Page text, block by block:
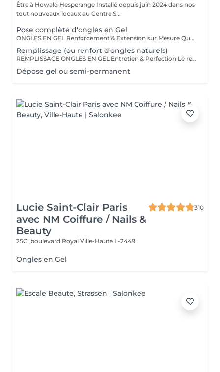
Être à Howald Hesperange Installé depuis juin 2024 dans nos
tout nouveaux locaux au Centre S...
Pose complète d'ongles en Gel
ONGLES EN GEL Renforcement & Extension sur Mesure Que vous souhaitiez allonger, renforcer ou corriger vos ongles, la technique du gel ProNails permet d'obtenir des ongles impeccables, résistants et naturels. Pourquoi choisir les ongles en gel ? Adapté aux ongles fragiles ou cassants Permet d'obtenir une longueur et une forme personnalisées Finition naturelle ou sophistiquée selon vos envies Remplissage conseillé toutes les 3 à 4 semaines Possibilité de French manucure, effet babyboomer ou nail art selon vos envies !
Remplissage (ou renfort d'ongles naturels)
REMPLISSAGE ONGLES EN GEL Entretien & Perfection Le remplissage des ongles en gel est une étape essentielle pour préserver la beauté et la tenue de votre pose. Avec la repousse naturelle de l'ongle, un entretien régulier permet de redonner à vos ongles un aspect parfait, sans avoir à refaire une pose complète. Pourquoi faire un remplissage ? Redonne un aspect uniforme et impeccable Préserve la solidité et la durabilité de votre pose en gel Évite les décollements et renforce la structure de l'ongle Possibilité de changer la couleur ou d'ajouter une nouvelle décoration Fréquence conseillée : toutes les 3 à 4 semaines pour un résultat toujours soigné et harmonieux. Profitez-en pour opter pour une nouvelle teinte, un effet babyboomer ou un nail art unique !
Dépose gel ou semi-permanent
Lucie Saint-Clair Paris
avec NM Coiffure / Nails &
Beauty
310
25C, boulevard Royal Ville-Haute L-2449
Ongles en Gel